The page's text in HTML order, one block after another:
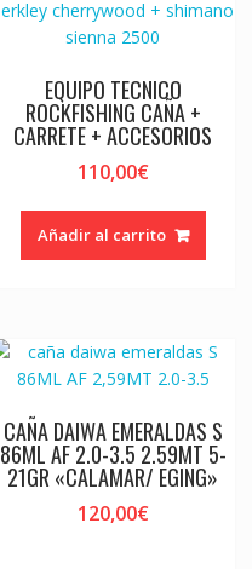
EQUIPO TECNICO
ROCKFISHING CAÑA +
CARRETE + ACCESORIOS
110,00€
Añadir al carrito
CAÑA DAIWA EMERALDAS S
86ML AF 2.0-3.5 2.59MT 5-
21GR «CALAMAR/ EGING»
120,00€